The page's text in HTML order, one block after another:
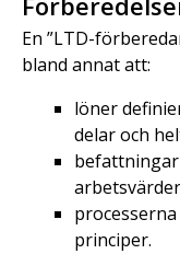
En ”LTD-
bland annat att:
löner
delar och
principer.